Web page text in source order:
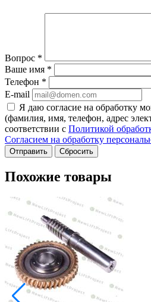
Вопрос *
Ваше имя *
Телефон *
E-mail
Я даю согласие на обработку
(фамилия, имя, телефон, адрес
соответствии с Политикой
Согласием на обработку
Сбросить
Похожие товары